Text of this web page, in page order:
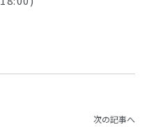
次の記事へ